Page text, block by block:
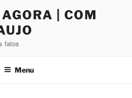
| COM
fatos
Menu